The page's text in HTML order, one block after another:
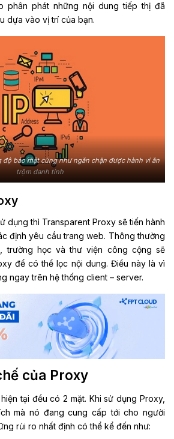
phân phát những nội dung tiếp thị đã
dựa vào vị trí của bạn.
bảo mật cũng như ngăn chặn được hành vi ăn
trộm danh tính
dụng thì Transparent Proxy sẽ tiến hành
định yêu cầu trang web. Thông thường
trường học và thư viện công cộng sẽ
để có thể lọc nội dung. Điều này là vì
ngay trên hệ thống client – server.
của Proxy
tại đều có 2 mặt. Khi sử dụng Proxy,
mà nó đang cung cấp tới cho người
rủi ro nhất định có thể kể đến như: